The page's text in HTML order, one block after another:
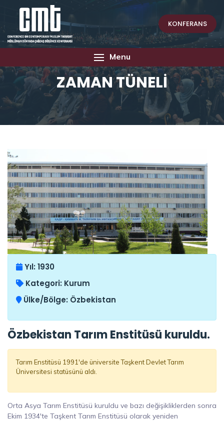
KONFERANS
Menu
ZAMAN TÜNELİ
Yıl: 1930
Kategori: Kurum
Ülke/Bölge: Özbekistan
Özbekistan Tarım Enstitüsü kuruldu.
Tarım Enstitüsü 1991'de üniversite Taşkent Devlet Tarım
Üniversitesi statüsünü aldı.
Orta Asya Tarım Enstitüsü kuruldu ve bazı değişikliklerden sonra
Ekim 1934'te Taşkent Tarım Enstitüsü olarak yeniden